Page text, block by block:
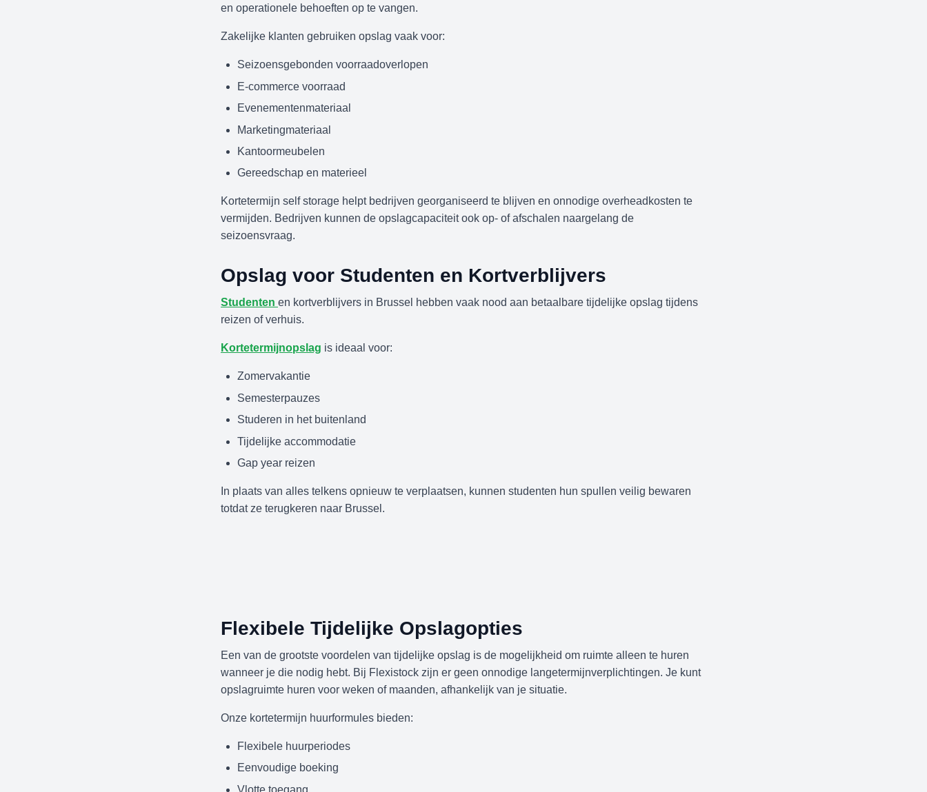
en operationele behoeften op te vangen.
Zakelijke klanten gebruiken opslag vaak voor:
Seizoensgebonden voorraadoverlopen
E-commerce voorraad
Evenementenmateriaal
Marketingmateriaal
Kantoormeubelen
Gereedschap en materieel
Kortetermijn self storage helpt bedrijven georganiseerd te blijven en onnodige overheadkosten te
vermijden. Bedrijven kunnen de opslagcapaciteit ook op- of afschalen naargelang de
seizoensvraag.
Opslag voor Studenten en Kortverblijvers
Studenten en kortverblijvers in Brussel hebben vaak nood aan betaalbare tijdelijke opslag tijdens
reizen of verhuis.
Kortetermijnopslag is ideaal voor:
Zomervakantie
Semesterpauzes
Studeren in het buitenland
Tijdelijke accommodatie
Gap year reizen
In plaats van alles telkens opnieuw te verplaatsen, kunnen studenten hun spullen veilig bewaren
totdat ze terugkeren naar Brussel.
Flexibele Tijdelijke Opslagopties
Een van de grootste voordelen van tijdelijke opslag is de mogelijkheid om ruimte alleen te huren
wanneer je die nodig hebt. Bij Flexistock zijn er geen onnodige langetermijnverplichtingen. Je kunt
opslagruimte huren voor weken of maanden, afhankelijk van je situatie.
Onze kortetermijn huurformules bieden:
Flexibele huurperiodes
Eenvoudige boeking
Vlotte toegang